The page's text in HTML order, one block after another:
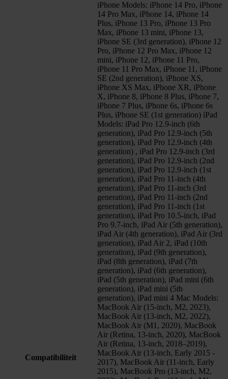
Compatibiliteit
iPhone Models: iPhone 14 Pro, iPhone
14 Pro Max, iPhone 14, iPhone 14
Plus, iPhone 13 Pro, iPhone 13 Pro
Max, iPhone 13 mini, iPhone 13,
iPhone SE (3rd generation), iPhone 12
Pro, iPhone 12 Pro Max, iPhone 12
mini, iPhone 12, iPhone 11 Pro,
iPhone 11 Pro Max, iPhone 11, iPhone
SE (2nd generation), iPhone XS,
iPhone XS Max, iPhone XR, iPhone
X, iPhone 8, iPhone 8 Plus, iPhone 7,
iPhone 7 Plus, iPhone 6s, iPhone 6s
Plus, iPhone SE (1st generation) iPad
Models: iPad Pro 12.9-inch (6th
generation), iPad Pro 12.9-inch (5th
generation), iPad Pro 12.9-inch (4th
generation) , iPad Pro 12.9-inch (3rd
generation), iPad Pro 12.9-inch (2nd
generation), iPad Pro 12.9-inch (1st
generation), iPad Pro 11-inch (4th
generation), iPad Pro 11-inch (3rd
generation), iPad Pro 11-inch (2nd
generation), iPad Pro 11-inch (1st
generation), iPad Pro 10.5-inch, iPad
Pro 9.7-inch, iPad Air (5th generation),
iPad Air (4th generation), iPad Air (3rd
generation), iPad Air 2, iPad (10th
generation), iPad (9th generation),
iPad (8th generation), iPad (7th
generation), iPad (6th generation),
iPad (5th generation), iPad mini (6th
generation), iPad mini (5th
generation), iPad mini 4 Mac Models:
MacBook Air (15-inch, M2, 2023),
MacBook Air (13-inch, M2, 2022),
MacBook Air (M1, 2020), MacBook
Air (Retina, 13‑inch, 2020), MacBook
Air (Retina, 13-inch, 2018–2019),
MacBook Air (13-inch, Early 2015 -
2017), MacBook Air (11-inch, Early
2015), MacBook Pro (13‑inch, M2,